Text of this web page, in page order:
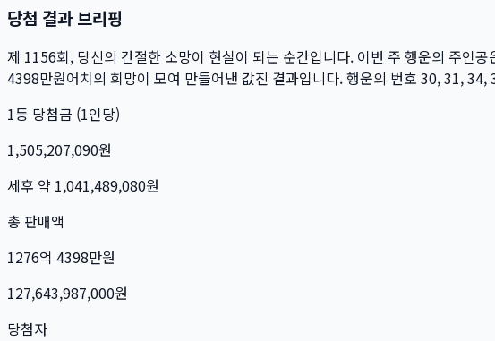
당첨 결과 브리핑
제 1156회, 당신의 간절한 소망이 현실이 되는 순간입니다. 이번 주 행운의 주인공
4398만원어치의 희망이 모여 만들어낸 값진 결과입니다. 행운의 번호 30, 31, 34,
1등 당첨금 (1인당)
1,505,207,090원
세후 약 1,041,489,080원
총 판매액
1276억 4398만원
127,643,987,000원
당첨자